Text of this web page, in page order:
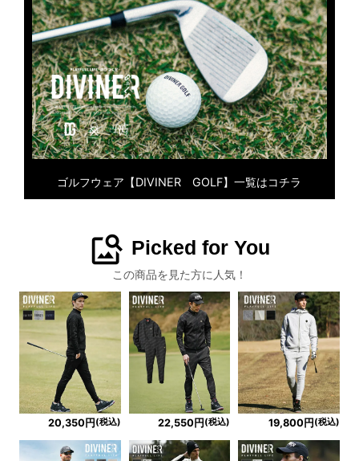
ゴルフウェア【DIVINER GOLF】一覧はコチラ
image_search Picked for You
この商品を見た方に人気！
20,350円 (税込) 22,550円 (税込) 19,800円 (税込)